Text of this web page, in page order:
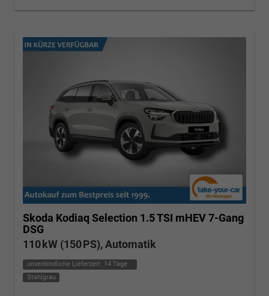
Skoda Kodiaq Selection 1.5 TSI mHEV 7-Gang
DSG
110 kW (150 PS), Automatik
unverbindliche Lieferzeit: 14 Tage
Stahlgrau